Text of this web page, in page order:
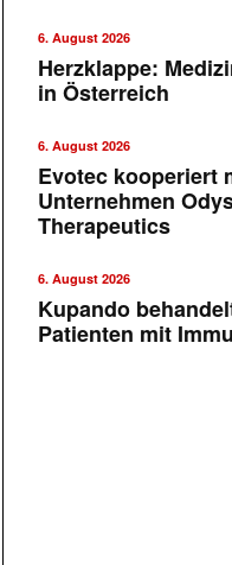
6. August 2026
Herzklappe:
in Österreich
6. August 2026
Evotec kooperiert
Unternehmen
Therapeutics
6. August 2026
Kupando
Patienten mit